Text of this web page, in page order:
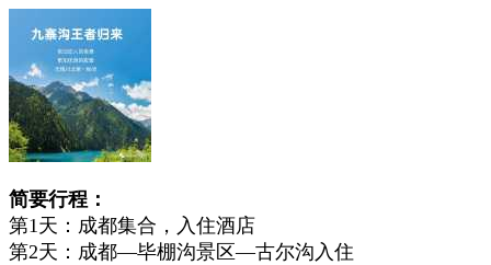
简要行程 ：
第1天：成都集合，入住酒店
第2天：成都—毕棚沟景区—古尔沟入住